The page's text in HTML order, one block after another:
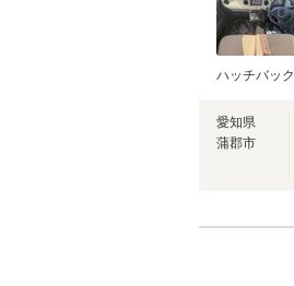
ハッチバック
愛知県
蒲郡市